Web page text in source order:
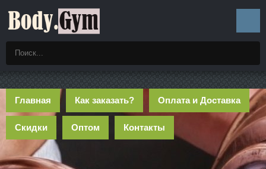
Главная Как заказать? Оплата и Доставка
Скидки Оптом Контакты